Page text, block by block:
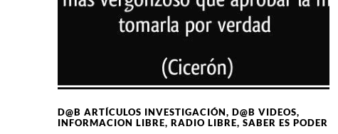
D@B ARTÍCULOS INVESTIGACIÓN, D@B VIDEOS,
INFORMACION LIBRE, RADIO LIBRE, SABER ES PODER